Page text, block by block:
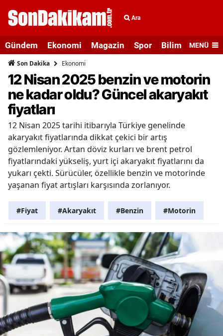
Ara
Gündem Ekonomi Magazin Spor Bilim veMENÜ
Son Dakika Ekonomi
12 Nisan 2025 benzin ve motorin
ne kadar oldu? Güncel akaryakıt
fiyatları
12 Nisan 2025 tarihi itibarıyla Türkiye genelinde
akaryakıt fiyatlarında dikkat çekici bir artış
gözlemleniyor. Artan döviz kurları ve brent petrol
fiyatlarındaki yükseliş, yurt içi akaryakıt fiyatlarını da
yukarı çekti. Sürücüler, özellikle benzin ve motorinde
yaşanan fiyat artışları karşısında zorlanıyor.
#Fiyat #Akaryakıt #Benzin #Motorin